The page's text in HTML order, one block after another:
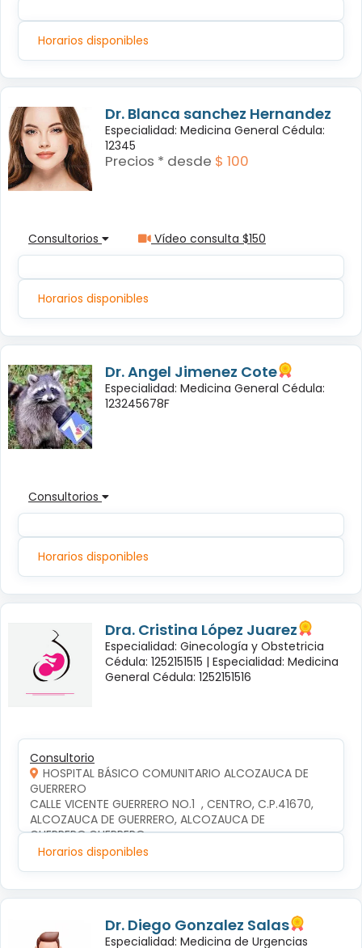
Horarios disponibles
Dr. Blanca sanchez Hernandez
Especialidad: Medicina General Cédula:
12345
Precios * desde $ 100
Consultorios Vídeo consulta $150
Horarios disponibles
Dr. Angel Jimenez Cote
Especialidad: Medicina General Cédula:
123245678F
Consultorios
Horarios disponibles
Dra. Cristina López Juarez
Especialidad: Ginecología y Obstetricia
Cédula: 1252151515 | Especialidad: Medicina
General Cédula: 1252151516
Consultorio
HOSPITAL BÁSICO COMUNITARIO ALCOZAUCA DE
GUERRERO
CALLE VICENTE GUERRERO NO.1  , CENTRO, C.P.41670,
ALCOZAUCA DE GUERRERO, ALCOZAUCA DE
GUERRERO,GUERRERO
Horarios disponibles
Dr. Diego Gonzalez Salas
Especialidad: Medicina de Urgencias